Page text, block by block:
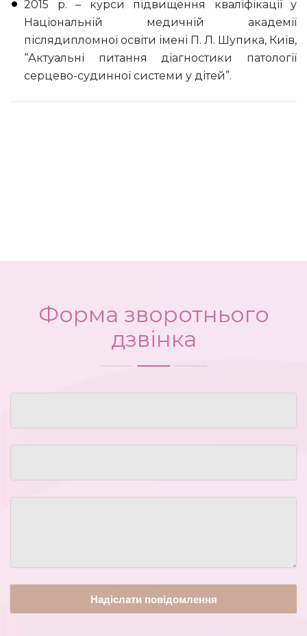
2015 р. – курси підвищення кваліфікації у
Національній медичній академії
післядипломної освіти імені П. Л. Шупика, Київ,
“Актуальні питання діагностики патології
серцево-судинної системи у дітей”.
Форма зворотнього
дзвінка